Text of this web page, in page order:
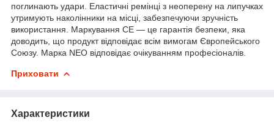
поглинають удари. Еластичні ремінці з неоперену на липучках
утримують наколінники на місці, забезпечуючи зручність
використання. Маркування CE ― це гарантія безпеки, яка
доводить, що продукт відповідає всім вимогам Європейського
Союзу. Марка NEO відповідає очікуванням професіоналів.
Приховати
Характеристики